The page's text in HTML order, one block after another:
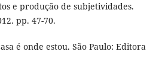
e produção de subjetividades.
pp. 47-70.
é onde estou. São Paulo: Editora